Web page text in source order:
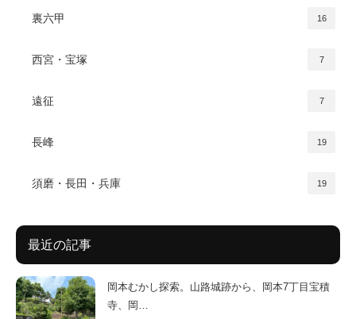
裏六甲 16
西宮・宝塚 7
遠征 7
長峰 19
須磨・長田・兵庫 19
最近の記事
岡本むかし探索。山路城跡から、岡本7丁目宝積
寺、岡…